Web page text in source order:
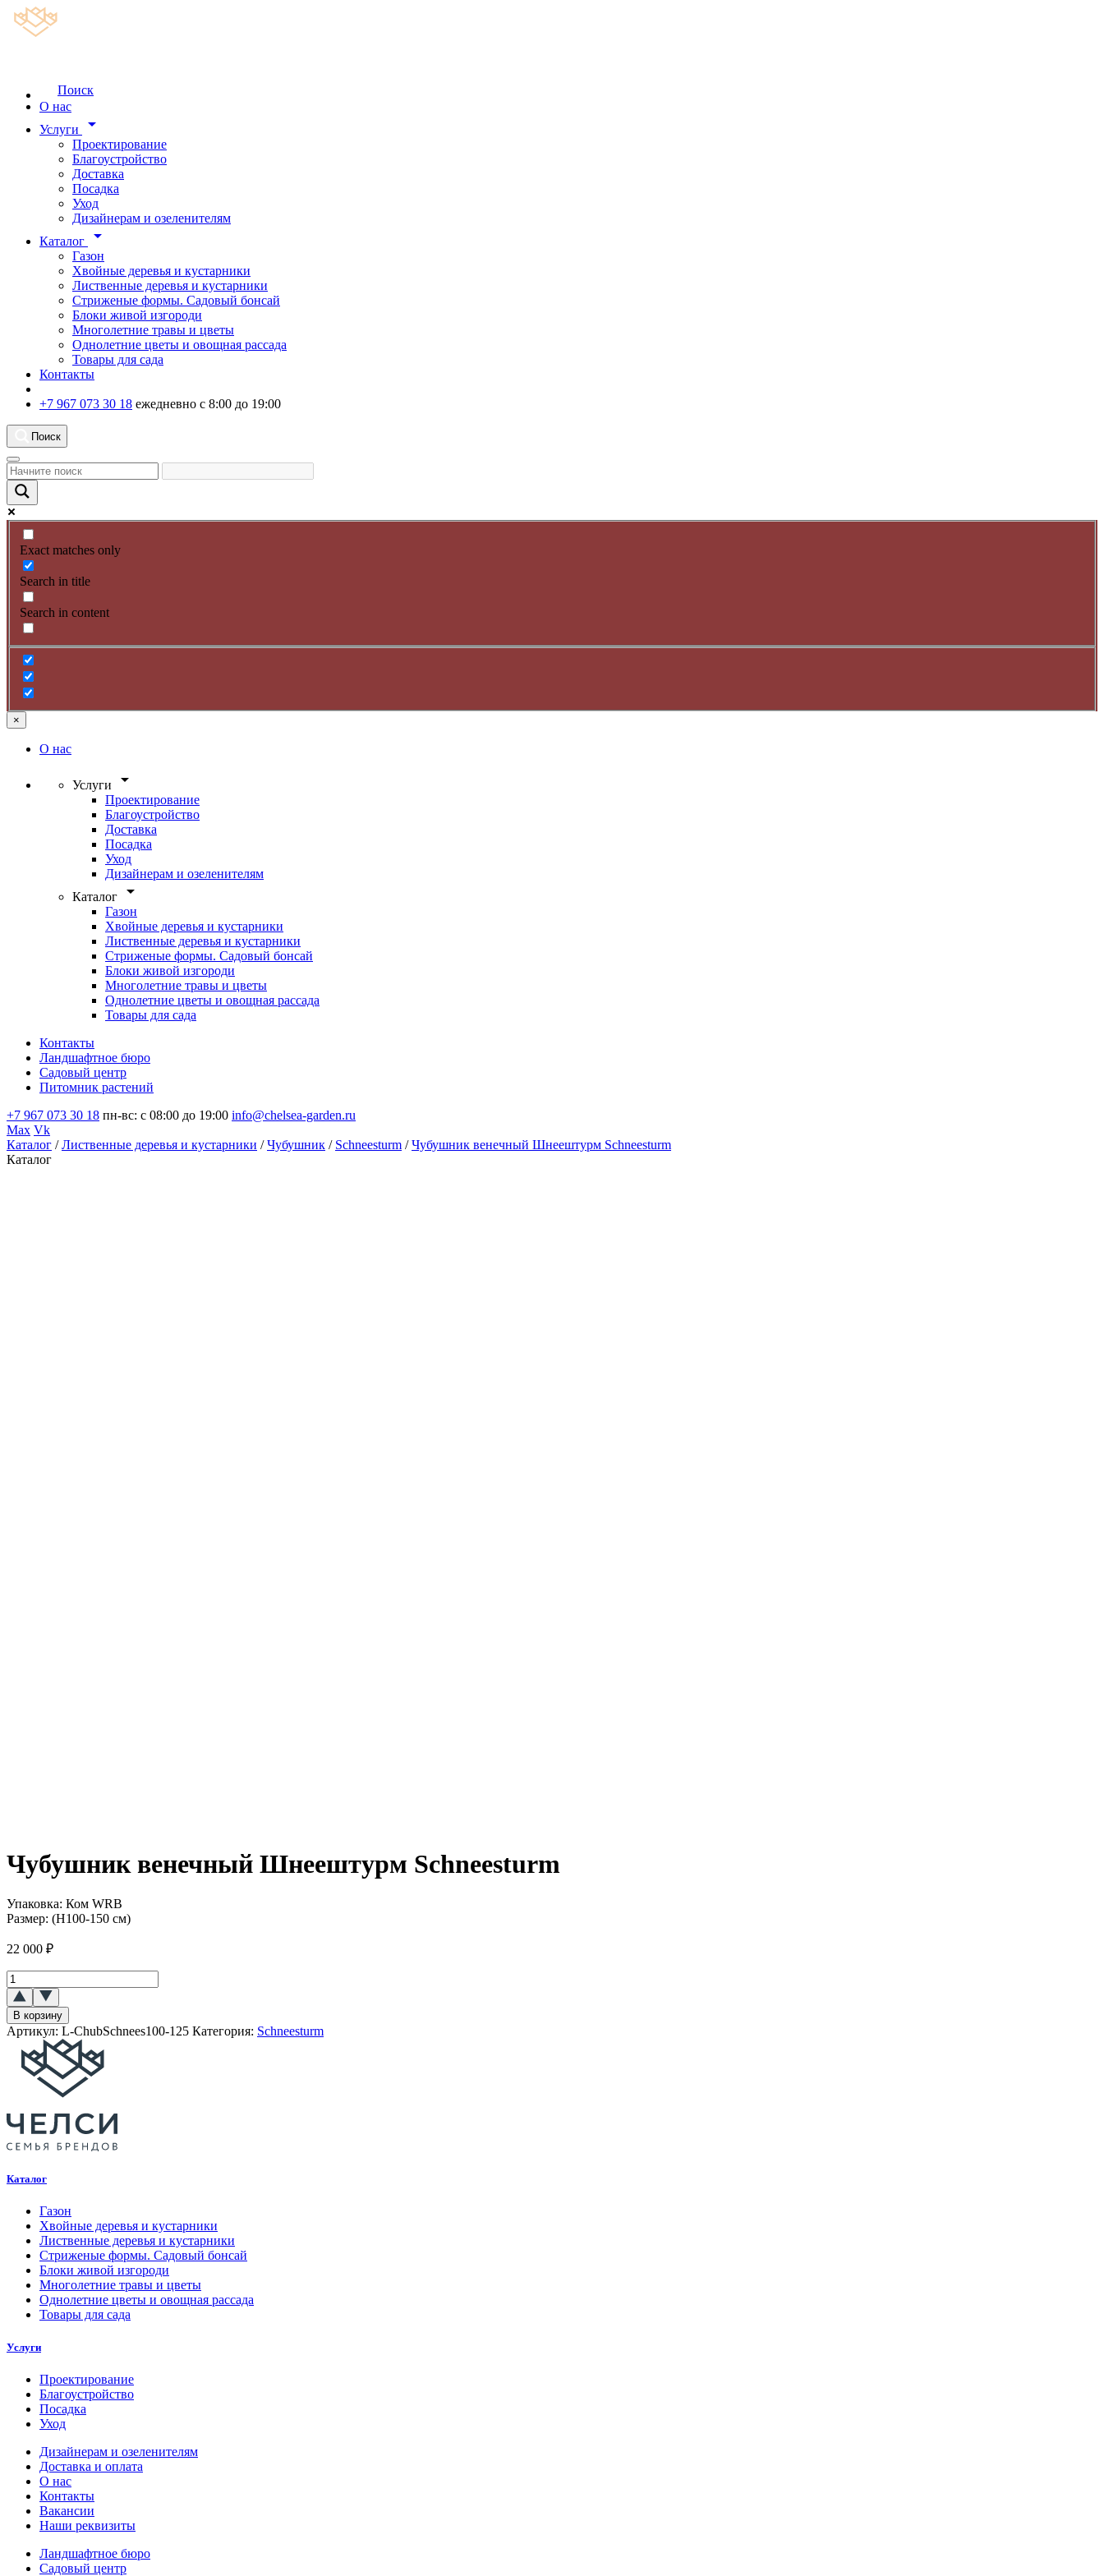
Поиск
О нас
Услуги
arrow_drop_down
Проектирование
Благоустройство
Доставка
Посадка
Уход
Дизайнерам и озеленителям
Каталог
arrow_drop_down
Газон
Хвойные деревья и кустарники
Лиственные деревья и кустарники
Стриженые формы. Садовый бонсай
Блоки живой изгороди
Многолетние травы и цветы
Однолетние цветы и овощная рассада
Товары для сада
Контакты
+7 967 073 30 18 ежедневно с 8:00 до 19:00
Поиск
Exact matches only
Search in title
Search in content
×
О нас
Услуги arrow_drop_down
Проектирование
Благоустройство
Доставка
Посадка
Уход
Дизайнерам и озеленителям
Каталог
arrow_drop_down
Газон
Хвойные деревья и кустарники
Лиственные деревья и кустарники
Стриженые формы. Садовый бонсай
Блоки живой изгороди
Многолетние травы и цветы
Однолетние цветы и овощная рассада
Товары для сада
Контакты
Ландшафтное бюро
Садовый центр
Питомник растений
+7 967 073 30 18 пн-вс: с 08:00 до 19:00 info@chelsea-garden.ru
Max Vk
Каталог /Лиственные деревья и кустарники /Чубушник / Schneesturm /Чубушник венечный Шнеештурм Schneesturm
Каталог
Чубушник венечный Шнеештурм Schneesturm
Упаковка: Ком WRB
Размер: (H100-150 см)
22 000 ₽
Количество
товара
Чубушник
венечный
`Шнеештурм``Schneesturm`
В корзину
Артикул: L-ChubSchnees100-125 Категория: Schneesturm
Каталог
Газон
Хвойные деревья и кустарники
Лиственные деревья и кустарники
Стриженые формы. Садовый бонсай
Блоки живой изгороди
Многолетние травы и цветы
Однолетние цветы и овощная рассада
Товары для сада
Услуги
Проектирование
Благоустройство
Посадка
Уход
Дизайнерам и озеленителям
Доставка и оплата
О нас
Контакты
Вакансии
Наши реквизиты
Ландшафтное бюро
Садовый центр